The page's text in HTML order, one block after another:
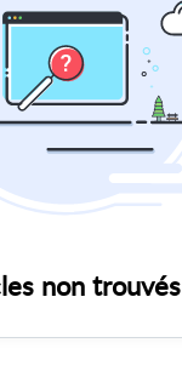
non trouvés